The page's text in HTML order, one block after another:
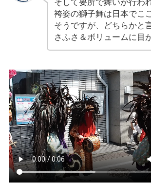
そして要所で舞いが行わ
袴姿の獅子舞は日本でこ
そうですが、どちらかと
さふさ＆ボリュームに目